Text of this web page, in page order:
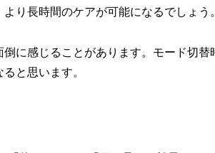
り長時間のケアが可能になるでしょう。
に感じることがあります。モード切
と思います。